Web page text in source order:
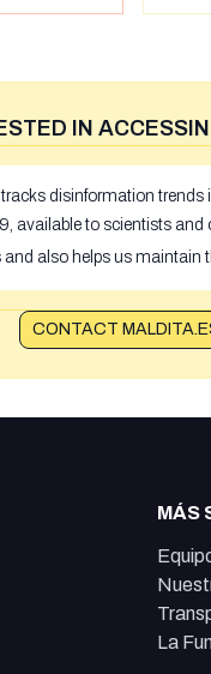
IN
disinformation
available to scientists
also helps us maintain
CONTACT
MÁS
La